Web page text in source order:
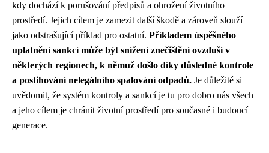
kdy dochází k porušování předpisů a ohrožení životního
prostředí. Jejich cílem je zamezit další škodě a zároveň slouží
jako odstrašující příklad pro ostatní. Příkladem úspěšného
uplatnění sankcí může být snížení znečištění ovzduší v
některých regionech, k němuž došlo díky důsledné kontrole
a postihování nelegálního spalování odpadů. Je důležité si
uvědomit, že systém kontroly a sankcí je tu pro dobro nás všech
a jeho cílem je chránit životní prostředí pro současné i budoucí
generace.